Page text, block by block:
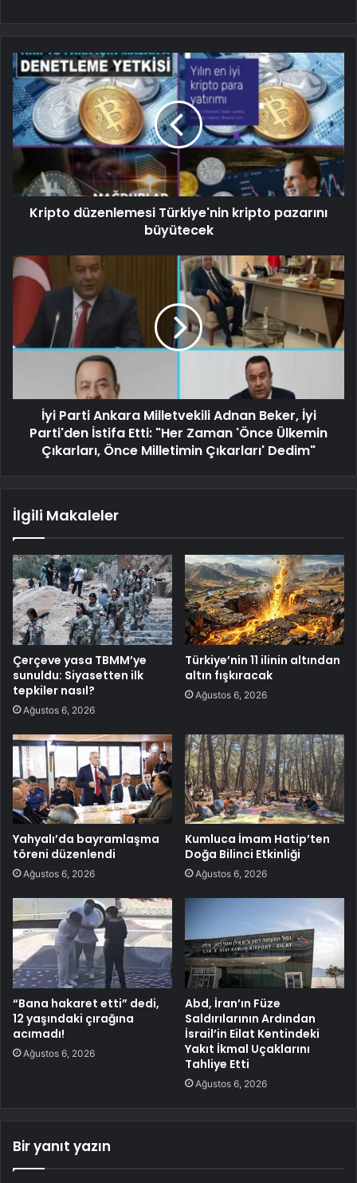
Kripto düzenlemesi Türkiye'nin kripto pazarını
büyütecek
İyi Parti Ankara Milletvekili Adnan Beker, İyi
Parti'den İstifa Etti: "Her Zaman 'Önce Ülkemin
Çıkarları, Önce Milletimin Çıkarları' Dedim"
İlgili Makaleler
Çerçeve yasa TBMM’ye
sunuldu: Siyasetten ilk
tepkiler nasıl?
Ağustos 6, 2026
Türkiye’nin 11 ilinin altından
altın fışkıracak
Ağustos 6, 2026
Yahyalı’da bayramlaşma
töreni düzenlendi
Ağustos 6, 2026
Kumluca İmam Hatip’ten
Doğa Bilinci Etkinliği
Ağustos 6, 2026
“Bana hakaret etti” dedi,
12 yaşındaki çırağına
acımadı!
Ağustos 6, 2026
Abd, İran’ın Füze
Saldırılarının Ardından
İsrail’in Eilat Kentindeki
Yakıt İkmal Uçaklarını
Tahliye Etti
Ağustos 6, 2026
Bir yanıt yazın